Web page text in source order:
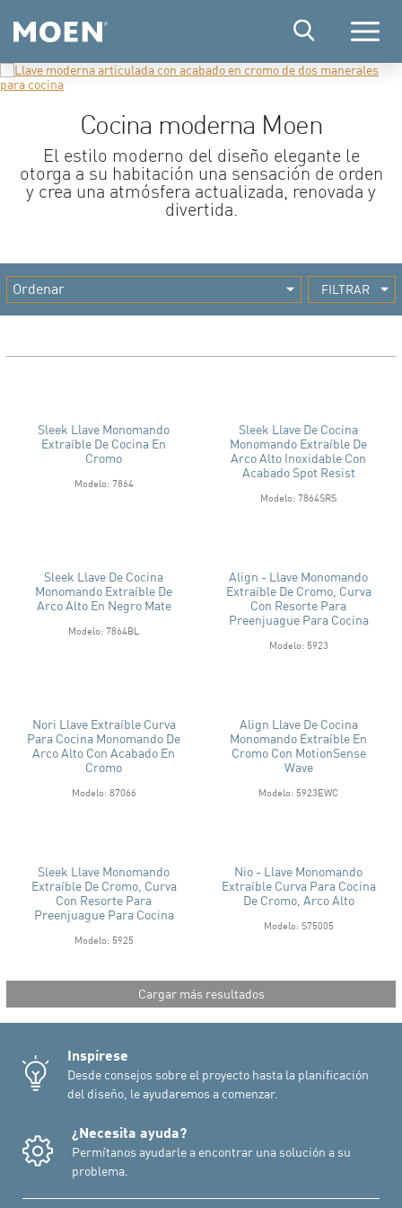
Menú
Cocina moderna Moen
El estilo moderno del diseño elegante le
otorga a su habitación una sensación de orden
y crea una atmósfera actualizada, renovada y
divertida.
FILTRAR
Sleek Llave Monomando
Extraíble De Cocina En
Cromo
Modelo: 7864
Sleek Llave De Cocina
Monomando Extraíble De
Arco Alto Inoxidable Con
Acabado Spot Resist
Modelo: 7864SRS
Sleek Llave De Cocina
Monomando Extraíble De
Arco Alto En Negro Mate
Modelo: 7864BL
Align - Llave Monomando
Extraíble De Cromo, Curva
Con Resorte Para
Preenjuague Para Cocina
Modelo: 5923
Nori Llave Extraíble Curva
Para Cocina Monomando De
Arco Alto Con Acabado En
Cromo
Modelo: 87066
Align Llave De Cocina
Monomando Extraíble En
Cromo Con MotionSense
Wave
Modelo: 5923EWC
Sleek Llave Monomando
Extraíble De Cromo, Curva
Con Resorte Para
Preenjuague Para Cocina
Modelo: 5925
Nio - Llave Monomando
Extraíble Curva Para Cocina
De Cromo, Arco Alto
Modelo: S75005
Cargar más resultados
Inspírese
Desde consejos sobre el proyecto hasta la planificación
del diseño, le ayudaremos a comenzar.
¿Necesita ayuda?
Permítanos ayudarle a encontrar una solución a su
problema.